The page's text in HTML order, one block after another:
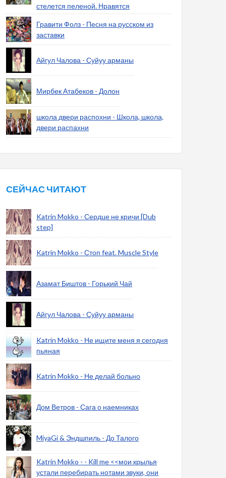
стелется пеленой. Нравятся
Гравити Фолз - Песня на русском из
заставки
Айгул Чалова - Суйуу арманы
Мирбек Атабеков - Долон
школа двери распохни - Школа, школа,
двери распахни
СЕЙЧАС ЧИТАЮТ
Katrin Mokko - Сердце не кричи [Dub
step]
Katrin Mokko - Стоп feat. Muscle Style
Азамат Биштов - Горький Чай
Айгул Чалова - Суйуу арманы
Katrin Mokko - Не ищите меня я сегодня
пьяная
Katrin Mokko - Не делай больно
Дом Ветров - Сага о наемниках
MiyaGi & Эндшпиль - До Талого
Katrin Mokko - - Kill me <<мои крылья
устали перебирать нотами звуки, они